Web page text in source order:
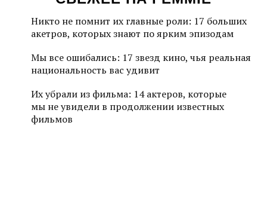
Никто не помнит их главные роли: 17 больших
акетров, которых знают по ярким эпизодам
Мы все ошибались: 17 звезд кино, чья реальная
национальность вас удивит
Их убрали из фильма: 14 актеров, которые
мы не увидели в продолжении известных
фильмов